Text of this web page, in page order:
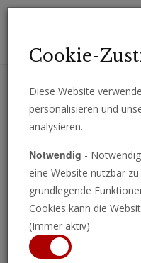
Erhalten Sie wichtige
Europa
Cookie-
Diese Website
personalisieren und
analysieren.
Notwendig -
eine Website nutzbar
grundlegende
Cookies kann die
(Immer aktiv)